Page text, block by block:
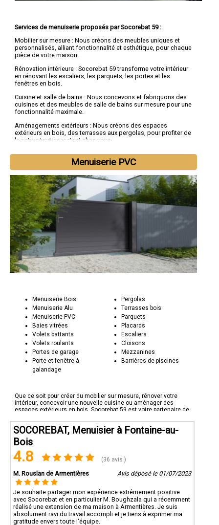
Services de menuiserie proposés par Socorebat 59 :
Mobilier sur mesure : Nous créons des meubles uniques et
personnalisés, alliant fonctionnalité et esthétique, pour chaque
pièce de votre maison.
Rénovation intérieure : Socorebat 59 transforme votre intérieur
en rénovant les escaliers, les parquets, les portes et les
fenêtres en bois.
Cuisine et salle de bains : Nous concevons et fabriquons des
cuisines et des meubles de salle de bains sur mesure pour une
fonctionnalité maximale.
Aménagements extérieurs : Nous créons des espaces
extérieurs en bois, des terrasses aux pergolas, pour profiter de
la nature tout en restant chez vous.
Pourquoi choisir Socorebat 59 pour vos projets en bois :
Artisanat authentique : Nous sommes fiers d'être des artisans
menuisiers passionnés par la création en bois, prêts à donner
vie à vos rêves.
Savoir-faire technique : Notre équipe possède une expertise
technique solide pour réaliser des projets de menuiserie
complexes avec succès.
Engagement envers la qualité : Socorebat 59 s'engage à créer
des œuvres durables et esthétiques qui ajoutent de la chaleur
et de la beauté à votre espace.
Menuiserie PVC
Menuiserie Bois
Menuiserie Alu
Menuiserie PVC
Baies vitrées
Volets battants
Volets roulants
Portes de garage
Porte et fenêtre à
galandage
Pergolas
Terrasses bois
Parquets
Placards
Escaliers
Cloisons
Mezzanines
Barrières de piscines
Que ce soit pour créer du mobilier sur mesure, rénover votre
intérieur, concevoir une nouvelle cuisine ou aménager des
espaces extérieurs en bois, Socorebat 59 est votre partenaire de
et découvrez comment nous pouvons transformer votre espace
en une œuvre d'art vivante. Socorebat 59 - Le bois à son meilleur.
SOCOREBAT, Menuisier à Fontaine-au-
Bois
4.8 (36 avis )
M. Rouslan de Armentières Avis déposé le 01/07/2023
Je souhaite partager mon expérience extrêmement positive
avec Socorebat et en particulier M. Boughzala qui a récemment
réalisé une extension de ma maison à Armentières. Je suis
absolument ravi du travail accompli et je tiens à exprimer ma
gratitude envers toute l'équipe.